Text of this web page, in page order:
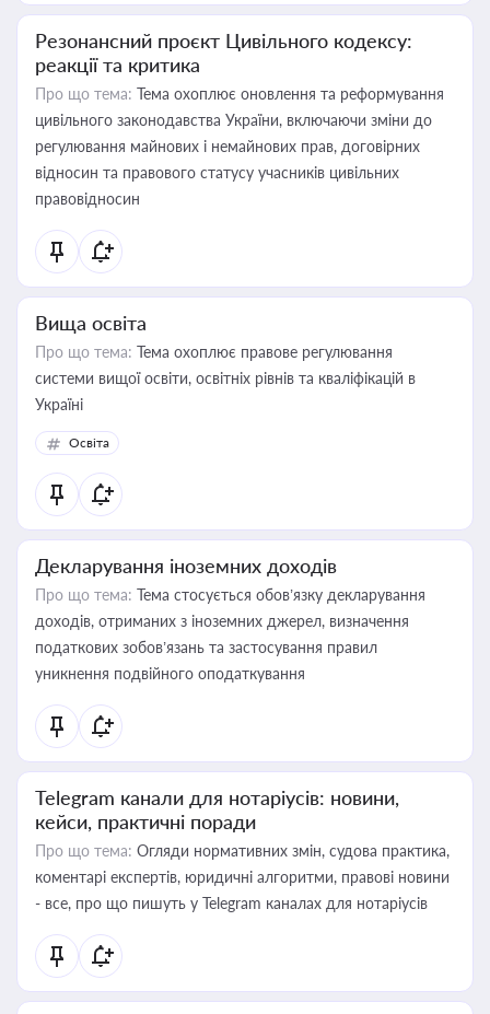
Резонансний проєкт Цивільного кодексу:
реакції та критика
Про що тема: Тема охоплює оновлення та реформування
цивільного законодавства України, включаючи зміни до
регулювання майнових і немайнових прав, договірних
відносин та правового статусу учасників цивільних
правовідносин
Вища освіта
Про що тема: Тема охоплює правове регулювання
системи вищої освіти, освітніх рівнів та кваліфікацій в
Україні
Освіта
Декларування іноземних доходів
Про що тема: Тема стосується обов’язку декларування
доходів, отриманих з іноземних джерел, визначення
податкових зобов’язань та застосування правил
уникнення подвійного оподаткування
Telegram канали для нотаріусів: новини,
кейси, практичні поради
Про що тема: Огляди нормативних змін, судова практика,
коментарі експертів, юридичні алгоритми, правові новини
- все, про що пишуть у Telegram каналах для нотаріусів